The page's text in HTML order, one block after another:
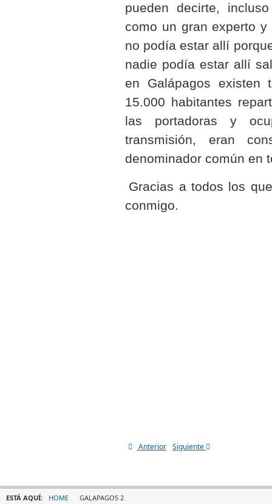
pueden decirte,
como un gran experto
no podía estar allí
nadie podía estar allí
en Galápagos existen
15.000 habitantes
las portadoras y
transmisión, eran
denominador común en
Gracias a todos los
conmigo.
Anterior Siguiente
ESTÁ AQUÍ: HOME GALAPAGOS 2